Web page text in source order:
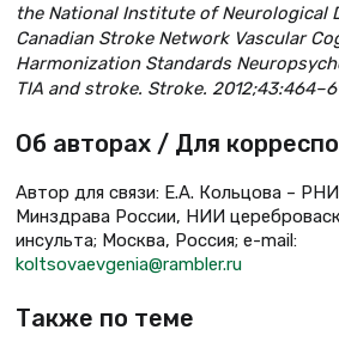
the National Institute of Neurological
Canadian Stroke Network Vascular
Harmonization Standards
TIA and stroke. Stroke.
Об авторах / Для
Автор для связи: Е.А. Кольцова –
Минздрава России, НИИ
инсульта; Москва, Россия; e-mail:
koltsovaevgenia@rambler.ru
Также по теме